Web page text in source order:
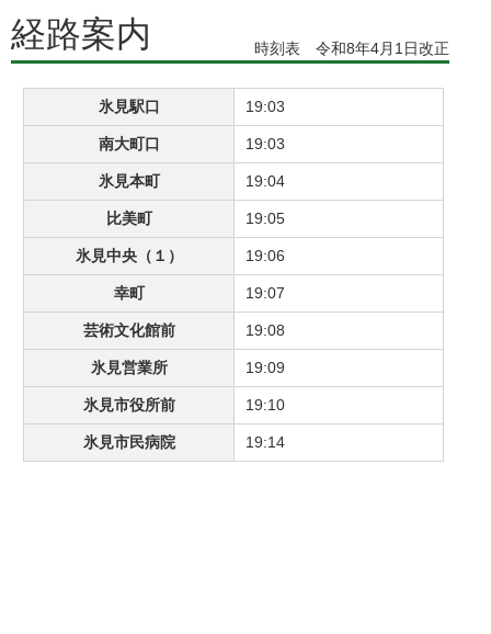
経路案内 時刻表 令和8年4月1日改正
氷見駅口 19:03
南大町口 19:03
氷見本町 19:04
比美町 19:05
氷見中央（１） 19:06
幸町 19:07
芸術文化館前 19:08
氷見営業所 19:09
氷見市役所前 19:10
氷見市民病院 19:14